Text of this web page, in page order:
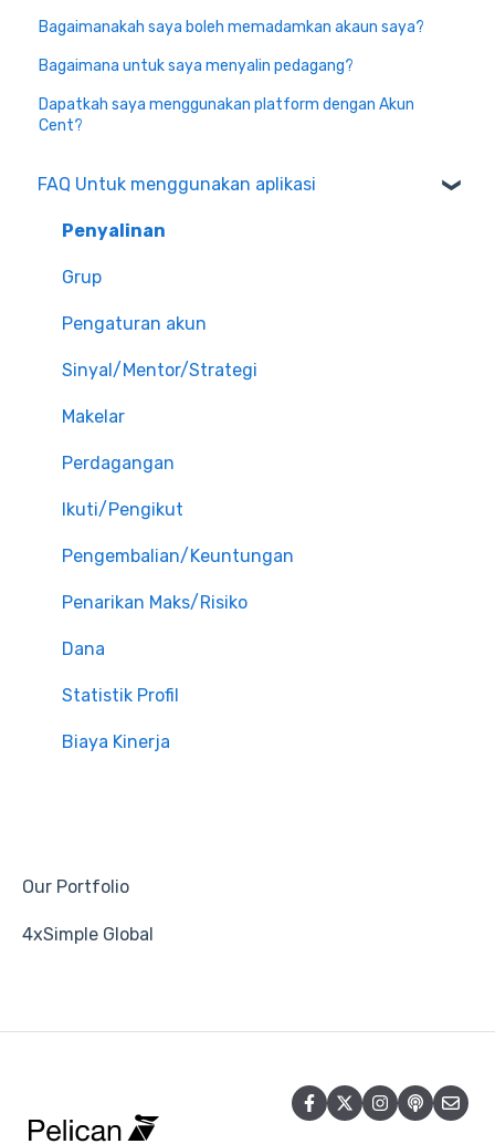
Bagaimanakah saya boleh memadamkan akaun saya?
Bagaimana untuk saya menyalin pedagang?
Dapatkah saya menggunakan platform dengan Akun
Cent?
FAQ Untuk menggunakan aplikasi
Penyalinan
Grup
Pengaturan akun
Sinyal/Mentor/Strategi
Makelar
Perdagangan
Ikuti/Pengikut
Pengembalian/Keuntungan
Penarikan Maks/Risiko
Dana
Statistik Profil
Biaya Kinerja
Our Portfolio
4xSimple Global